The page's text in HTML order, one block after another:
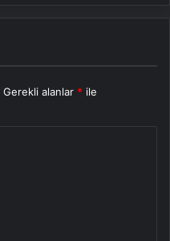
Gerekli alanlar * ile